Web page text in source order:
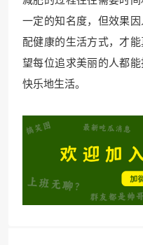
一定的知名度，但效果
配健康的生活方式，才
望每位追求美丽的人都
快乐地生活。